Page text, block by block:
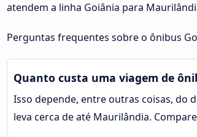
atendem a linha Goiânia para
Perguntas frequentes sobre o ônibus
Quanto custa uma viagem de
Isso depende, entre outras coisas, do
leva cerca de até Maurilândia.